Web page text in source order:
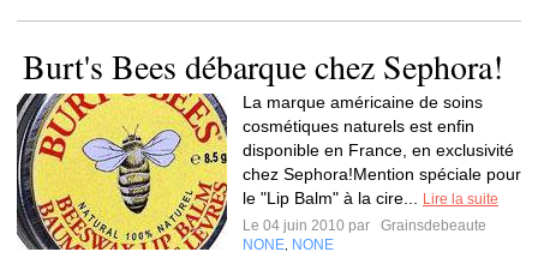
Burt's Bees débarque chez Sephora!
La marque américaine de soins
cosmétiques naturels est enfin
disponible en France, en exclusivité
chez Sephora!Mention spéciale pour
le "Lip Balm" à la cire...
Lire la suite
Le 04 juin 2010 par
Grainsdebeaute
NONE NONE